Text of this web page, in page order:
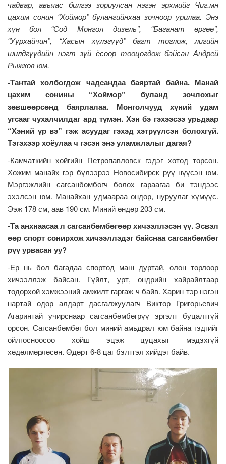
чадвар, авьяас билгээ зориулсан нэгэн эрхмийг Чиг.мн
цахим сонин “Хоймор” булангийнхаа зочноор урилаа. Энэ
хүн бол “Сод Монгол дизель”, “Баганат өргөө”,
“Уурхайчин”, “Хасын хүлэгүүд” багт тоглож, лигийн
шилдгүүдийн нэгт зүй ёсоор тооцогдож байсан Андрей
Рыжков юм.
-Тантай холбогдож чадсандаа баяртай байна. Манай
цахим сонины “Хоймор” буланд зочлохыг
зөвшөөрсөнд баярлалаа. Монголчууд хүний удам
угсааг чухалчилдаг ард түмэн. Хэн бэ гэхээсээ урьдаар
“Хэний үр вэ” гэж асуудаг гэхэд хэтрүүлсэн болохгүй.
Тэгэхээр хоёулаа ч гэсэн энэ уламжлалыг дагая?
-Камчаткийн хойгийн Петропавловск гэдэг хотод төрсөн.
Хожим манайх гэр бүлээрээ Новосибирск рүү нүүсэн юм.
Мэргэжлийн сагсанбөмбөгч болох гараагаа би тэндээс
эхэлсэн юм. Манайхан удмаараа өндөр, нуруулаг хүмүүс.
Ээж 178 см, аав 190 см. Миний өндөр 203 см.
-Та анхнаасаа л сагсанбөмбөгөөр хичээллэсэн үү. Эсвэл
өөр спорт сонирхож хичээллэдэг байснаа сагсанбөмбөг
рүү урвасан уу?
-Ер нь бол багадаа спортод маш дуртай, олон төрлөөр
хичээллэж байсан. Гүйлт, урт, өндрийн хайрайлтаар
тодорхой хэмжээний амжилт гаргаж ч байв. Харин тэр нэгэн
нартай өдөр алдарт дасгалжуулагч Виктор Григорьевич
Агаринтай учирснаар сагсанбөмбөгрүү эргэлт буцалтгүй
орсон. Сагсанбөмбөг бол миний амьдрал юм байна гэдгийг
ойлгосноосоо хойш эцэж цуцахыг мэдэхгүй
хөдөлмөрлөсөн. Өдөрт 6-8 цаг бэлтгэл хийдэг байв.